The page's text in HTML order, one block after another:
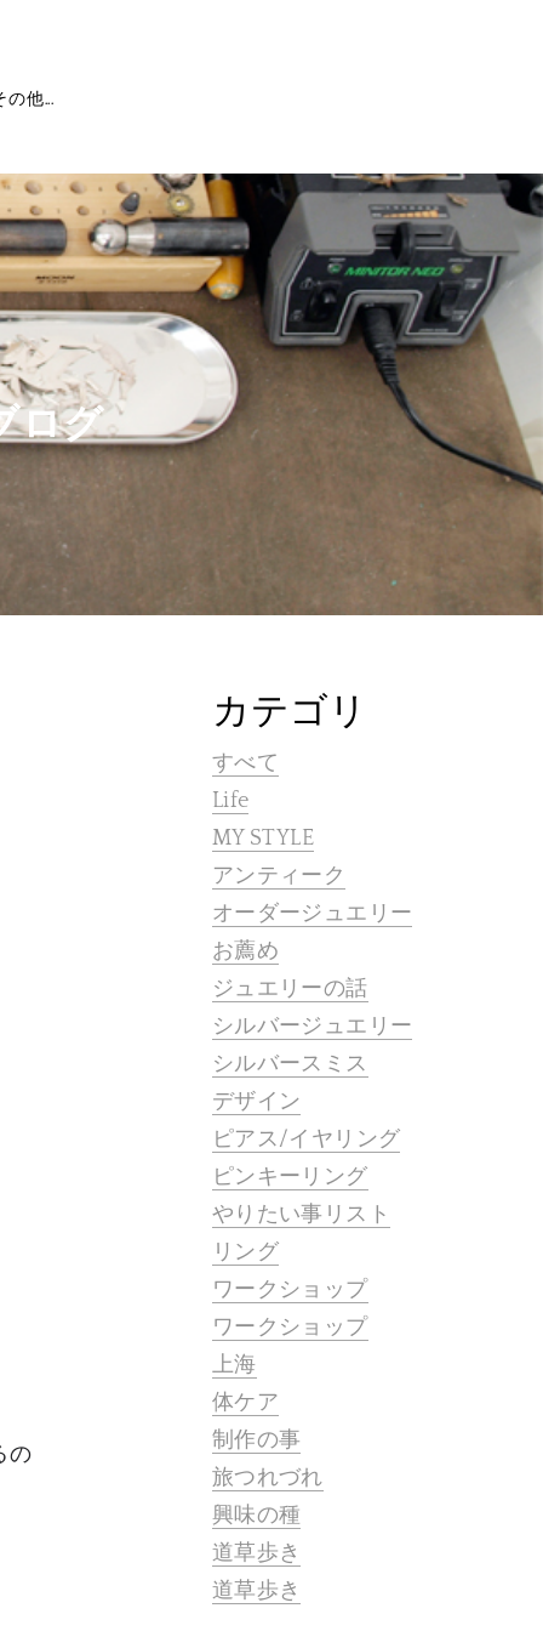
の他...
ログ
の
カテゴリ
すべて
Life
MY STYLE
アンティーク
オーダージュエリー
お薦め
ジュエリーの話
シルバージュエリー
シルバースミス
デザイン
ピアス/イヤリング
ピンキーリング
やりたい事リスト
リング
ワークショップ
ワークショップ
上海
体ケア
制作の事
旅つれづれ
興味の種
道草歩き
道草歩き